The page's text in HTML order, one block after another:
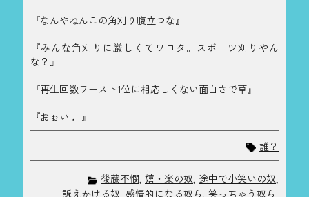
『なんやねんこの角刈り腹立つな』
『みんな角刈りに厳しくてワロタ。スポーツ刈りやん
な？』
『再生回数ワースト1位に相応しくない面白さで草』
『おぉい ♩』
誰？
後藤不憫, 嬉・楽の奴, 途中で小笑いの奴,
訴えかける奴, 感情的になる奴ら, 笑っちゃう奴ら,